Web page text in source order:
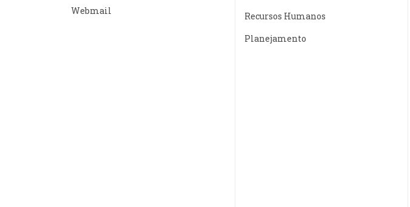
Webmail
Recursos Humanos
Planejamento